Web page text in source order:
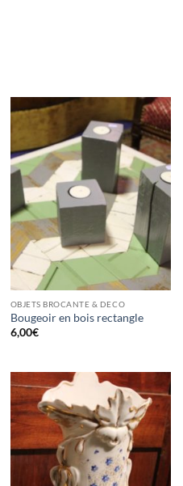
OBJETS BROCANTE & DECO
Bougeoir en bois rectangle
6,00€